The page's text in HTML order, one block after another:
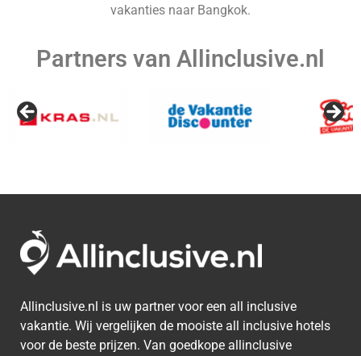
Belgie
vakanties naar Bangkok.
Partners van Allinclusive.nl
Allinclusive.nl is uw partner voor een all inclusive
vakantie. Wij vergelijken de mooiste all inclusive hotels
voor de beste prijzen. Van goedkope allinclusive